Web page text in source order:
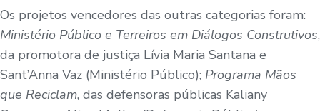
Os projetos vencedores das outras categorias foram:
Ministério Público e Terreiros em Diálogos Construtivos,
da promotora de justiça Lívia Maria Santana e
Sant’Anna Vaz (Ministério Público); Programa Mãos
que Reciclam, das defensoras públicas Kaliany